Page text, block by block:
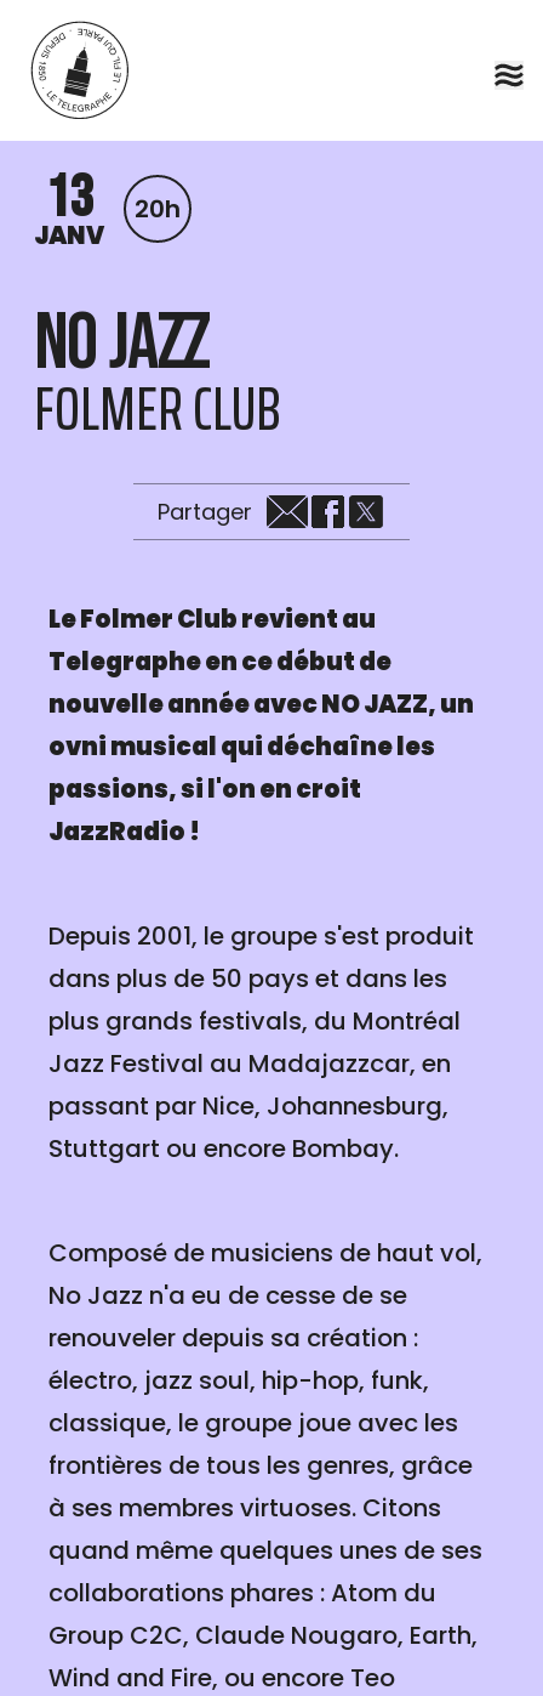
Aller au contenu principal
13
JANV
20h
No Jazz
FOLMER CLUB
Partager
Le Folmer Club revient au
Telegraphe en ce début de
nouvelle année avec NO JAZZ, un
ovni musical qui déchaîne les
passions, si l'on en croit
JazzRadio !
Depuis 2001, le groupe s'est produit
dans plus de 50 pays et dans les
plus grands festivals, du Montréal
Jazz Festival au Madajazzcar, en
passant par Nice, Johannesburg,
Stuttgart ou encore Bombay.
Composé de musiciens de haut vol,
No Jazz n'a eu de cesse de se
renouveler depuis sa création :
électro, jazz soul, hip-hop, funk,
classique, le groupe joue avec les
frontières de tous les genres, grâce
à ses membres virtuoses. Citons
quand même quelques unes de ses
collaborations phares : Atom du
Group C2C, Claude Nougaro, Earth,
Wind and Fire, ou encore Teo